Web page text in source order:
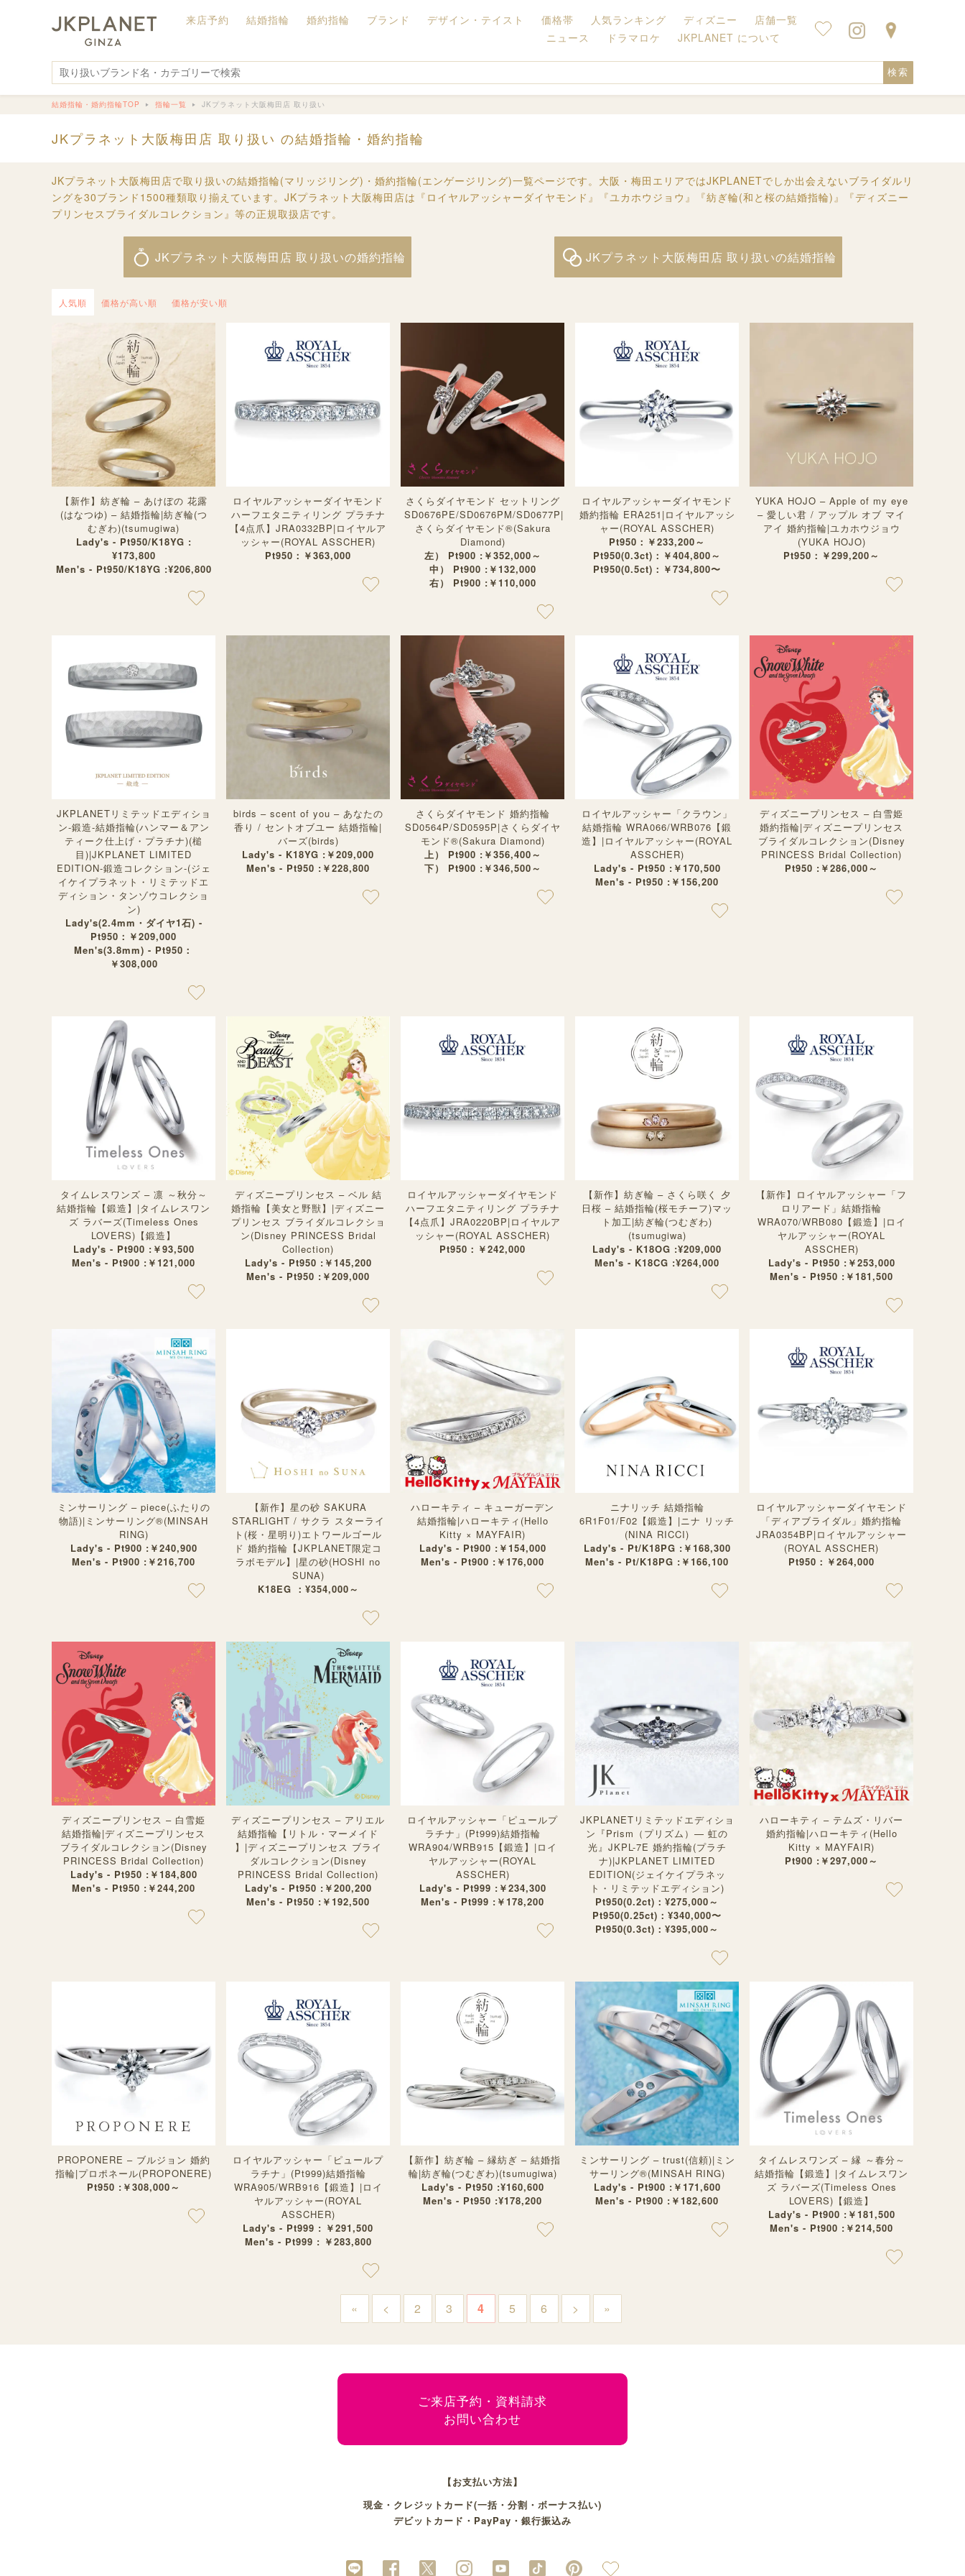
来店予約 結婚指輪 婚約指輪 ブランド デザイン・テイスト 価格帯 人気ランキング ディズニー
店舗一覧
ニュース
ドラマロケ JKPLANET について
検索
結婚指輪・婚約指輪TOP 指輪一覧 JKプラネット大阪梅田店 取り扱い
JKプラネット大阪梅田店 取り扱い の結婚指輪・婚約指輪
JKプラネット大阪梅田店で取り扱いの結婚指輪(マリッジリング)・婚約指輪(エンゲージリング)一覧ページです。大阪・梅田エリアではJKPLANETでしか出会えないブライダルリ
ングを30ブランド1500種類取り揃えています。JKプラネット大阪梅田店は『ロイヤルアッシャーダイヤモンド』『ユカホウジョウ』『紡ぎ輪(和と桜の結婚指輪)』『ディズニー
プリンセスブライダルコレクション』等の正規取扱店です。
JKプラネット大阪梅田店 取り扱いの婚約指輪 JKプラネット大阪梅田店 取り扱いの結婚指輪
人気順 価格が高い順 価格が安い順
【新作】紡ぎ輪 – あけぼの 花露
(はなつゆ) – 結婚指輪|紡ぎ輪(つ
むぎわ)(tsumugiwa)
Lady's - Pt950/K18YG :
¥173,800
Men's - Pt950/K18YG :¥206,800
ロイヤルアッシャーダイヤモンド
ハーフエタニティリング プラチナ
【4点爪】JRA0332BP|ロイヤルア
ッシャー(ROYAL ASSCHER)
Pt950：￥363,000
さくらダイヤモンド セットリング
SD0676PE/SD0676PM/SD0677P|
さくらダイヤモンド®︎(Sakura
Diamond)
左） Pt900 :￥352,000～
中） Pt900 :￥132,000
右） Pt900 :￥110,000
ロイヤルアッシャーダイヤモンド
婚約指輪 ERA251|ロイヤルアッシ
ャー(ROYAL ASSCHER)
Pt950：￥233,200～
Pt950(0.3ct)：￥404,800～
Pt950(0.5ct)：￥734,800〜
YUKA HOJO – Apple of my eye
– 愛しい君 / アップル オブ マイ
アイ 婚約指輪|ユカホウジョウ
(YUKA HOJO)
Pt950：￥299,200～
JKPLANETリミテッドエディショ
ン-鍛造-結婚指輪(ハンマー＆アン
ティーク仕上げ・プラチナ)(槌
目)|JKPLANET LIMITED
EDITION-鍛造コレクション-(ジェ
イケイプラネット・リミテッドエ
ディション・タンゾウコレクショ
ン)
Lady's(2.4mm・ダイヤ1石) -
Pt950：￥209,000
Men's(3.8mm) - Pt950：
￥308,000
birds – scent of you – あなたの
香り / セントオブユー 結婚指輪|
バーズ(birds)
Lady's - K18YG :￥209,000
Men's - Pt950 :￥228,800
さくらダイヤモンド 婚約指輪
SD0564P/SD0595P|さくらダイヤ
モンド®︎(Sakura Diamond)
上） Pt900 :￥356,400～
下） Pt900 :￥346,500～
ロイヤルアッシャー「クラウン」
結婚指輪 WRA066/WRB076【鍛
造】|ロイヤルアッシャー(ROYAL
ASSCHER)
Lady's - Pt950 :￥170,500
Men's - Pt950 :￥156,200
ディズニープリンセス – 白雪姫
婚約指輪|ディズニープリンセス
ブライダルコレクション(Disney
PRINCESS Bridal Collection)
Pt950 :￥286,000～
タイムレスワンズ – 凛 ～秋分～
結婚指輪【鍛造】|タイムレスワン
ズ ラバーズ(Timeless Ones
LOVERS)【鍛造】
Lady's - Pt900 :￥93,500
Men's - Pt900 :￥121,000
ディズニープリンセス – ベル 結
婚指輪【美女と野獣】|ディズニー
プリンセス ブライダルコレクショ
ン(Disney PRINCESS Bridal
Collection)
Lady's - Pt950 :￥145,200
Men's - Pt950 :￥209,000
ロイヤルアッシャーダイヤモンド
ハーフエタニティリング プラチナ
【4点爪】JRA0220BP|ロイヤルア
ッシャー(ROYAL ASSCHER)
Pt950：￥242,000
【新作】紡ぎ輪 – さくら咲く 夕
日桜 – 結婚指輪(桜モチーフ)マッ
ト加工|紡ぎ輪(つむぎわ)
(tsumugiwa)
Lady's - K18OG :¥209,000
Men's - K18CG :¥264,000
【新作】ロイヤルアッシャー「フ
ロリアード」結婚指輪
WRA070/WRB080【鍛造】|ロイ
ヤルアッシャー(ROYAL
ASSCHER)
Lady's - Pt950 :￥253,000
Men's - Pt950 :￥181,500
ミンサーリング – piece(ふたりの
物語)|ミンサーリング®︎(MINSAH
RING)
Lady's - Pt900 :￥240,900
Men's - Pt900 :￥216,700
【新作】星の砂 SAKURA
STARLIGHT / サクラ スターライ
ト(桜・星明り)エトワールゴール
ド 婚約指輪【JKPLANET限定コ
ラボモデル】|星の砂(HOSHI no
SUNA)
K18EG ：¥354,000～
ハローキティ – キューガーデン
結婚指輪|ハローキティ(Hello
Kitty × MAYFAIR)
Lady's - Pt900 :￥154,000
Men's - Pt900 :￥176,000
ニナリッチ 結婚指輪
6R1F01/F02【鍛造】|ニナ リッチ
(NINA RICCI)
Lady's - Pt/K18PG :￥168,300
Men's - Pt/K18PG :￥166,100
ロイヤルアッシャーダイヤモンド
「ディアブライダル」婚約指輪
JRA0354BP|ロイヤルアッシャー
(ROYAL ASSCHER)
Pt950：￥264,000
ディズニープリンセス – 白雪姫
結婚指輪|ディズニープリンセス
ブライダルコレクション(Disney
PRINCESS Bridal Collection)
Lady's - Pt950 :￥184,800
Men's - Pt950 :￥244,200
ディズニープリンセス – アリエル
結婚指輪【リトル・マーメイド
】|ディズニープリンセス ブライ
ダルコレクション(Disney
PRINCESS Bridal Collection)
Lady's - Pt950 :￥200,200
Men's - Pt950 :￥192,500
ロイヤルアッシャー「ピュールプ
ラチナ」(Pt999)結婚指輪
WRA904/WRB915【鍛造】|ロイ
ヤルアッシャー(ROYAL
ASSCHER)
Lady's - Pt999 :￥234,300
Men's - Pt999 :￥178,200
JKPLANETリミテッドエディショ
ン『Prism（プリズム）— 虹の
光』JKPL-7E 婚約指輪(プラチ
ナ)|JKPLANET LIMITED
EDITION(ジェイケイプラネッ
ト・リミテッドエディション)
Pt950(0.2ct)：¥275,000～
Pt950(0.25ct)：¥340,000〜
Pt950(0.3ct)：¥395,000～
ハローキティ – テムズ・リバー
婚約指輪|ハローキティ(Hello
Kitty × MAYFAIR)
Pt900 :￥297,000～
PROPONERE – ブルジョン 婚約
指輪|プロポネール(PROPONERE)
Pt950 :￥308,000～
ロイヤルアッシャー「ピュールプ
ラチナ」(Pt999)結婚指輪
WRA905/WRB916【鍛造】|ロイ
ヤルアッシャー(ROYAL
ASSCHER)
Lady's - Pt999 : ￥291,500
Men's - Pt999 : ￥283,800
【新作】紡ぎ輪 – 縁紡ぎ – 結婚指
輪|紡ぎ輪(つむぎわ)(tsumugiwa)
Lady's - Pt950 :¥160,600
Men's - Pt950 :¥178,200
ミンサーリング – trust(信頼)|ミン
サーリング®︎(MINSAH RING)
Lady's - Pt900 :￥171,600
Men's - Pt900 :￥182,600
タイムレスワンズ – 縁 ～春分～
結婚指輪【鍛造】|タイムレスワン
ズ ラバーズ(Timeless Ones
LOVERS)【鍛造】
Lady's - Pt900 :￥181,500
Men's - Pt900 :￥214,500
« < 2 3 4 5 6 > »
ご来店予約・資料請求
お問い合わせ
【お支払い方法】
現金・クレジットカード(一括・分割・ボーナス払い)
デビットカード・PayPay・銀行振込み